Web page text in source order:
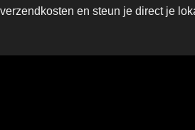
verzendkosten en steun je direct je